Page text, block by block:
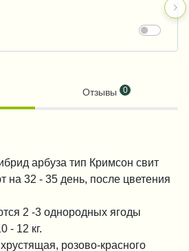
Отзывы 0
арбуза тип Кримсон свит
на 32 - 35 день, после цветения
2 -3 однородных ягоды
- 12 кг.
розово-красного